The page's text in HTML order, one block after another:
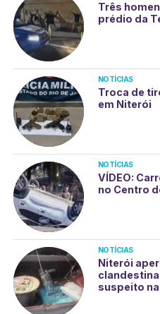
Três
prédio da
NOTÍCIAS
Troca de
em Niterói
NOTÍCIAS
VÍDEO:
no Centro
NOTÍCIAS
Niterói
suspeito